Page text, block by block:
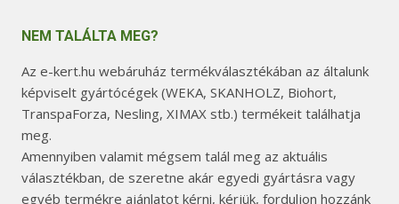
NEM TALÁLTA MEG?
Az e-kert.hu webáruház termékválasztékában az általunk
képviselt gyártócégek (WEKA, SKANHOLZ, Biohort,
TranspaForza, Nesling, XIMAX stb.) termékeit találhatja
meg.
Amennyiben valamit mégsem talál meg az aktuális
választékban, de szeretne akár egyedi gyártásra vagy
egyéb termékre ajánlatot kérni, kérjük, forduljon hozzánk